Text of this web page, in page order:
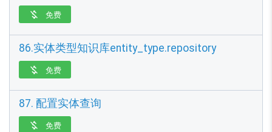
 免费
86.实体类型知识库entity_type.repository
 免费
87. 配置实体查询
 免费